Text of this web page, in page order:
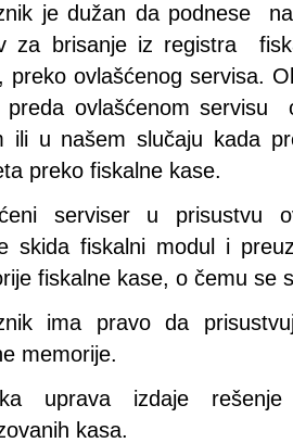
je dužan da podnese
za brisanje iz registra
preko ovlašćenog servisa.
ovlašćenom servisu
ili u našem slučaju kada
preko fiskalne kase.
serviser u prisustvu
skida fiskalni modul i
fiskalne kase, o čemu se
ima pravo da
memorije.
uprava izdaje
kasa.